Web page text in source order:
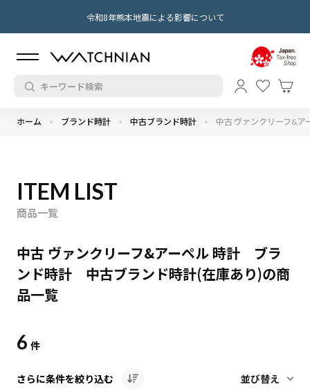
令和8年熊本地震による影響について
ホーム ブランド時計 中古ブランド時計 中古 ヴァンクリーフ&ア
ITEM LIST
商品一覧
中古 ヴァンクリーフ&アーペル 時計 ブラ
ンド時計 中古ブランド時計(在庫あり)の商
品一覧
6 件
さらに条件を絞り込む